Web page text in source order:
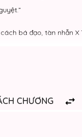
bá đạo, tàn nhẫn
CHƯƠNG